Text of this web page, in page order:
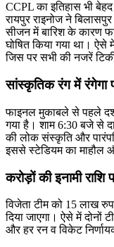
CCPL का इतिहास भी
रायपुर राइनोज ने
सीजन में बारिश के कारण
घोषित किया गया था। ऐसे
जिस पर सभी की नजरें
सांस्कृतिक रंग में रंगेगा
फाइनल मुकाबले से पहले
गया है। शाम 6:30 बजे से
की लोक संस्कृति और
इससे स्टेडियम का माहौल
करोड़ों की इनामी राशि
विजेता टीम को 15 लाख
दिया जाएगा। ऐसे में दोनों
और हर रन व विकेट